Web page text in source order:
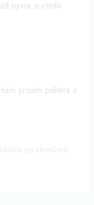
byste si chtěli
prosím pošlete o